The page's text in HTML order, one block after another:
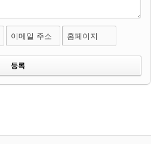
이메일 주소 홈페이지